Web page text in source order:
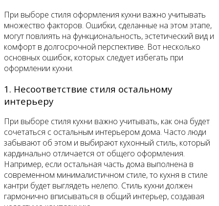
При выборе стиля оформления кухни важно учитывать
множество факторов. Ошибки, сделанные на этом этапе,
могут повлиять на функциональность, эстетический вид и
комфорт в долгосрочной перспективе. Вот несколько
основных ошибок, которых следует избегать при
оформлении кухни.
1. Несоответствие стиля остальному
интерьеру
При выборе стиля кухни важно учитывать, как она будет
сочетаться с остальным интерьером дома. Часто люди
забывают об этом и выбирают кухонный стиль, который
кардинально отличается от общего оформления.
Например, если остальная часть дома выполнена в
современном минималистичном стиле, то кухня в стиле
кантри будет выглядеть нелепо. Стиль кухни должен
гармонично вписываться в общий интерьер, создавая